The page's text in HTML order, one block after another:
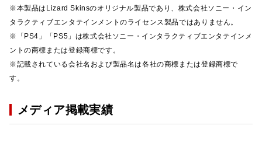
※本製品はLizard Skinsのオリジナル製品であり、株式会社ソニー・イン
タラクティブエンタテインメントのライセンス製品ではありません。
※「PS4」「PS5」は株式会社ソニー・インタラクティブエンタテインメ
ントの商標または登録商標です。
※記載されている会社名および製品名は各社の商標または登録商標で
す。
メディア掲載実績